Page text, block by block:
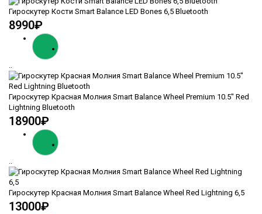
Гироскутер Кости Smart Balance LED Bones 6,5 Bluetooth
8990₽
..
Гироскутер Красная Молния Smart Balance Wheel Premium 10.5" Red
Lightning Bluetooth
18900₽
..
Гироскутер Красная Молния Smart Balance Wheel Red Lightning 6,5
13000₽